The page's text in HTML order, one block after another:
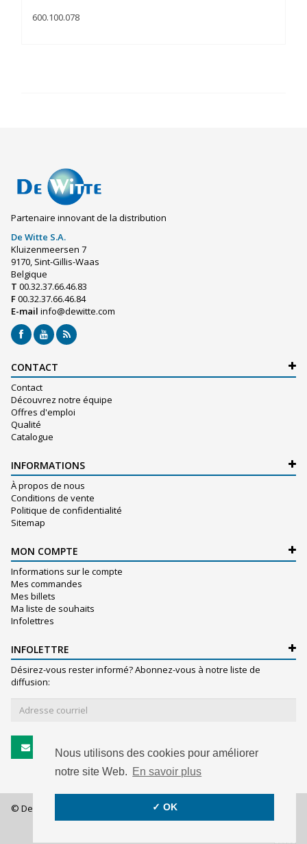
Nous utilisons des cookies pour améliorer
notre site Web. En savoir plus
✓ OK
600.100.078
Partenaire innovant de la distribution
De Witte S.A.
Kluizenmeersen 7
9170, Sint-Gillis-Waas
Belgique
T 00.32.37.66.46.83
F00.32.37.66.46.84
E-mail info@dewitte.com
CONTACT
Contact
Découvrez notre équipe
Offres d'emploi
Qualité
Catalogue
INFORMATIONS
À propos de nous
Conditions de vente
Politique de confidentialité
Sitemap
MON COMPTE
Informations sur le compte
Mes commandes
Mes billets
Ma liste de souhaits
Infolettres
INFOLETTRE
Désirez-vous rester informé? Abonnez-vous à notre liste de
diffusion:
S'abonner
© De Witte S.A. - 2026 - All rights reserved